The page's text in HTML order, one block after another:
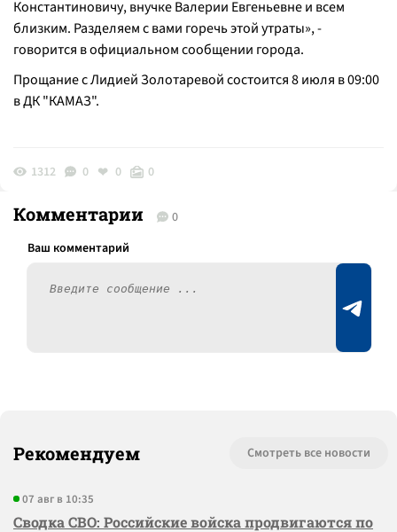
Константиновичу, внучке Валерии Евгеньевне и всем
близким. Разделяем с вами горечь этой утраты», -
говорится в официальном сообщении города.
Прощание с Лидией Золотаревой состоится 8 июля в 09:00
в ДК "КАМАЗ".
1312 0 0 0
Комментарии 0
Рекомендуем Смотреть все новости
07 авг в 10:35
Сводка СВО: Российские войска продвигаются по